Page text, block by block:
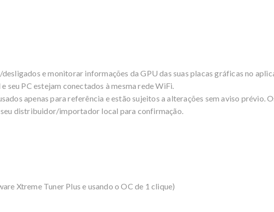
e monitorar informações da GPU das suas placas gráficas no
seu PC estejam conectados à mesma rede WiFi.
apenas para referência e estão sujeitos a alterações sem aviso prévio.
distribuidor/importador local para confirmação.
Xtreme Tuner Plus e usando o OC de 1 clique)